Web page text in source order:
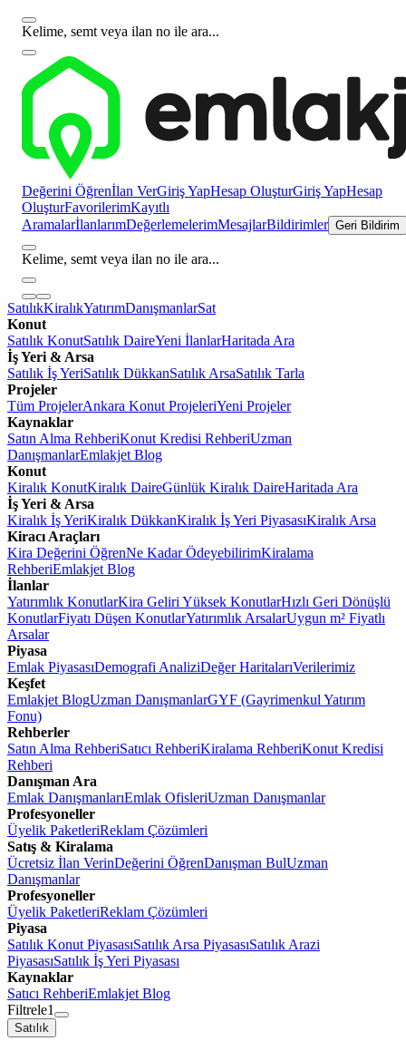
Kelime, semt veya ilan no ile ara...
Değerini Öğrenİlan VerGiriş YapHesap OluşturGiriş YapHesap
OluşturFavorilerimKayıtlı
AramalarİlanlarımDeğerlemelerimMesajlarBildirimler Geri Bildirim
Kelime, semt veya ilan no ile ara...
SatılıkKiralıkYatırımDanışmanlarSat
Konut
Satılık KonutSatılık DaireYeni İlanlarHaritada Ara
İş Yeri & Arsa
Satılık İş YeriSatılık DükkanSatılık ArsaSatılık Tarla
Projeler
Tüm ProjelerAnkara Konut ProjeleriYeni Projeler
Kaynaklar
Satın Alma RehberiKonut Kredisi RehberiUzman
DanışmanlarEmlakjet Blog
Konut
Kiralık KonutKiralık DaireGünlük Kiralık DaireHaritada Ara
İş Yeri & Arsa
Kiralık İş YeriKiralık DükkanKiralık İş Yeri PiyasasıKiralık Arsa
Kiracı Araçları
Kira Değerini ÖğrenNe Kadar ÖdeyebilirimKiralama
RehberiEmlakjet Blog
İlanlar
Yatırımlık KonutlarKira Geliri Yüksek KonutlarHızlı Geri Dönüşlü
KonutlarFiyatı Düşen KonutlarYatırımlık ArsalarUygun m² Fiyatlı
Arsalar
Piyasa
Emlak PiyasasıDemografi AnaliziDeğer HaritalarıVerilerimiz
Keşfet
Emlakjet BlogUzman DanışmanlarGYF (Gayrimenkul Yatırım
Fonu)
Rehberler
Satın Alma RehberiSatıcı RehberiKiralama RehberiKonut Kredisi
Rehberi
Danışman Ara
Emlak DanışmanlarıEmlak OfisleriUzman Danışmanlar
Profesyoneller
Üyelik PaketleriReklam Çözümleri
Satış & Kiralama
Ücretsiz İlan VerinDeğerini ÖğrenDanışman BulUzman
Danışmanlar
Profesyoneller
Üyelik PaketleriReklam Çözümleri
Piyasa
Satılık Konut PiyasasıSatılık Arsa PiyasasıSatılık Arazi
PiyasasıSatılık İş Yeri Piyasası
Kaynaklar
Satıcı RehberiEmlakjet Blog
Filtrele1
Satılık